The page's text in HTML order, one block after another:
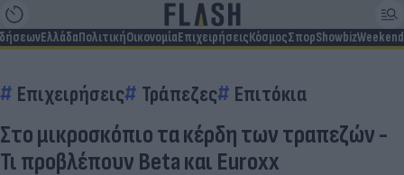
ΕλλάδαΠολιτικήΟικονομίαΕπιχειρήσειςΚόσμοςΣπορShowbizWeekend
Επιχειρήσεις Τράπεζες Επιτόκια
Στο μικροσκόπιο τα κέρδη των τραπεζών -
Τι προβλέπουν Beta και Euroxx